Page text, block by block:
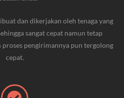
dan dikerjakan oleh tenaga yang
sangat cepat namun tetap
proses pengirimannya pun tergolong
cepat.